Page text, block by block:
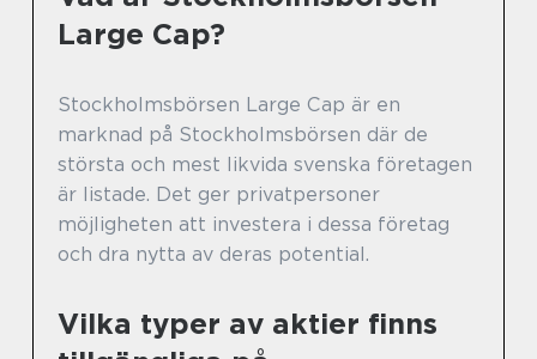
Large Cap?
Stockholmsbörsen Large Cap är en
marknad på Stockholmsbörsen där de
största och mest likvida svenska företagen
är listade. Det ger privatpersoner
möjligheten att investera i dessa företag
och dra nytta av deras potential.
Vilka typer av aktier finns